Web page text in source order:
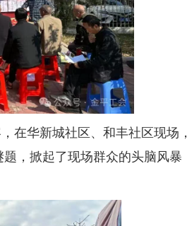
在华新城社区、和丰社区现场
，掀起了现场群众的头脑风